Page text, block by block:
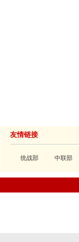
友情链接
统战部 中联部